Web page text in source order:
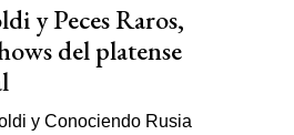
y Peces Raros,
del platense